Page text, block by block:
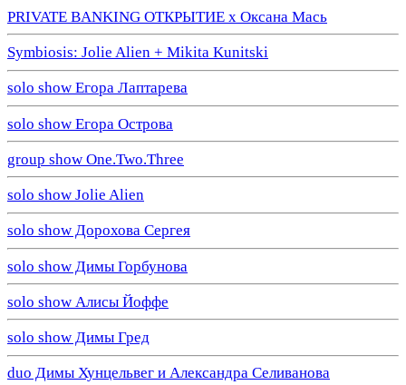
PRIVATE BANKING ОТКРЫТИЕ х Оксана Мась
Symbiosis: Jolie Alien + Mikita Kunitski
solo show Егора Лаптарева
solo show Егора Острова
group show One.Two.Three
solo show Jolie Alien
solo show Дорохова Сергея
solo show Димы Горбунова
solo show Алисы Йоффе
solo show Димы Гред
duo Димы Хунцельвег и Александра Селиванова